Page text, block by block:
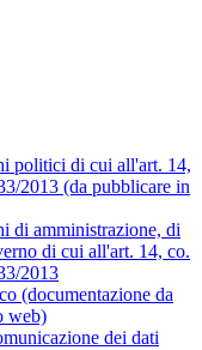
politici di cui all'art. 14,
2013 (da pubblicare in
di amministrazione, di
di cui all'art. 14, co.
2013
(documentazione da
web)
dei dati